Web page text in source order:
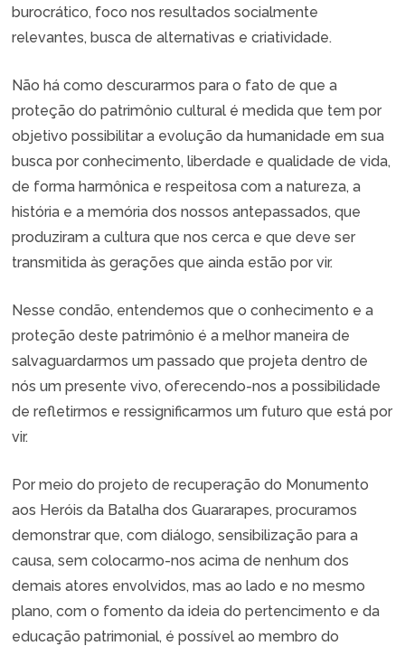
burocrático, foco nos resultados socialmente
relevantes, busca de alternativas e criatividade.
Não há como descurarmos para o fato de que a
proteção do patrimônio cultural é medida que tem por
objetivo possibilitar a evolução da humanidade em sua
busca por conhecimento, liberdade e qualidade de vida,
de forma harmônica e respeitosa com a natureza, a
história e a memória dos nossos antepassados, que
produziram a cultura que nos cerca e que deve ser
transmitida às gerações que ainda estão por vir.
Nesse condão, entendemos que o conhecimento e a
proteção deste patrimônio é a melhor maneira de
salvaguardarmos um passado que projeta dentro de
nós um presente vivo, oferecendo-nos a possibilidade
de refletirmos e ressignificarmos um futuro que está por
vir.
Por meio do projeto de recuperação do Monumento
aos Heróis da Batalha dos Guararapes, procuramos
demonstrar que, com diálogo, sensibilização para a
causa, sem colocarmo-nos acima de nenhum dos
demais atores envolvidos, mas ao lado e no mesmo
plano, com o fomento da ideia do pertencimento e da
educação patrimonial, é possível ao membro do